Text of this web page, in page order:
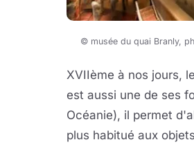
© musée du quai Branly,
XVIIème à nos jours,
est aussi une de ses
Océanie), il permet
plus habitué aux